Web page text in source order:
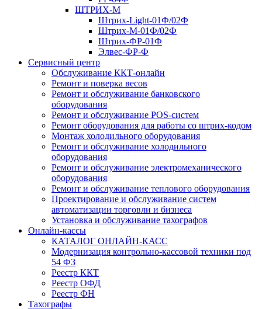
ШТРИХ-М
Штрих-Light-01Ф/02Ф
Штрих-М-01Ф/02Ф
Штрих-ФР-01Ф
Элвес-ФР-Ф
Сервисный центр
Обслуживание ККТ-онлайн
Ремонт и поверка весов
Ремонт и обслуживание банковского
оборудования
Ремонт и обслуживание POS-систем
Ремонт оборудования для работы со штрих-кодом
Монтаж холодильного оборудования
Ремонт и обслуживание холодильного
оборудования
Ремонт и обслуживание электромеханического
оборудования
Ремонт и обслуживание теплового оборудования
Проектирование и обслуживание систем
автоматизации торговли и бизнеса
Установка и обслуживание тахографов
Онлайн-кассы
КАТАЛОГ ОНЛАЙН-КАСС
Модернизация контрольно-кассовой техники под
54 ФЗ
Реестр ККТ
Реестр ОФД
Реестр ФН
Тахографы